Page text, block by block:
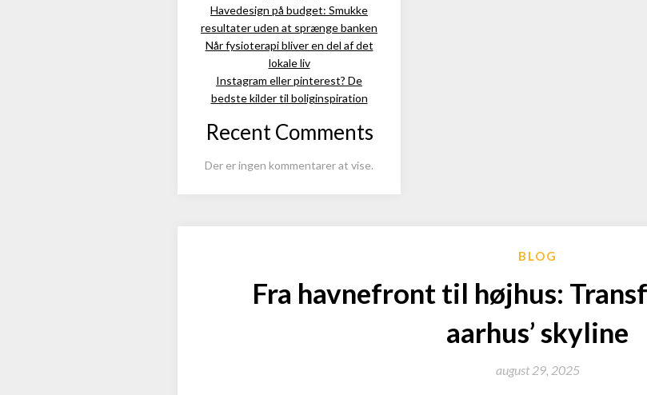
Havedesign på budget: Smukke
resultater uden at sprænge banken
Når fysioterapi bliver en del af det
lokale liv
Instagram eller pinterest? De
bedste kilder til boliginspiration
Recent Comments
Der er ingen kommentarer at vise.
BLOG
Fra havnefront til højhus:
aarhus’ skyline
august 29, 2025